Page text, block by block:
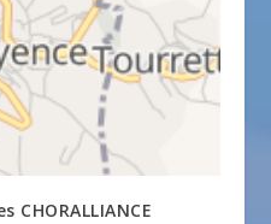
CHORALLIANCE